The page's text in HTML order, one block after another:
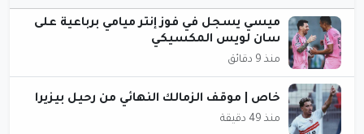
ميسي يسجل في فوز إنتر ميامي برباعية على
سان لويس المكسيكي
منذ 9 دقائق
خاص | موقف الزمالك النهائي من رحيل بيزيرا
منذ 49 دقيقة